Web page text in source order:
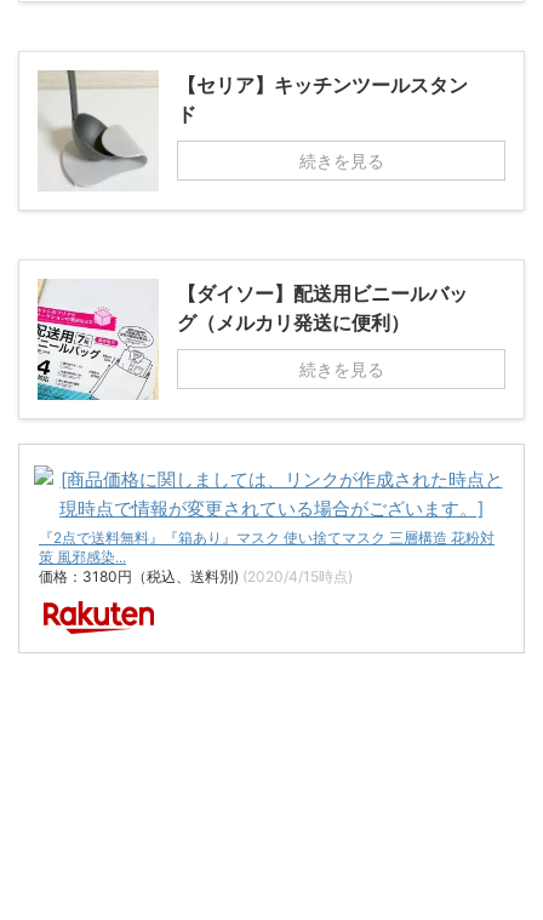
【セリア】キッチンツールスタン
ド
続きを見る
【ダイソー】配送用ビニールバッ
グ（メルカリ発送に便利）
続きを見る
『2点で送料無料』『箱あり』マスク 使い捨てマスク 三層構造 花粉対
策 風邪感染...
価格：3180円（税込、送料別) (2020/4/15時点)